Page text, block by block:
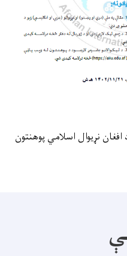
نړیوال اسلامي پوهنتون